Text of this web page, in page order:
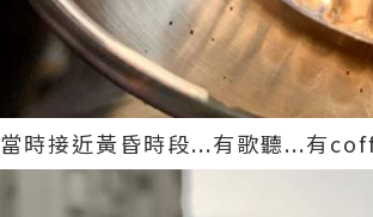
當時接近黃昏時段...有歌聽...有